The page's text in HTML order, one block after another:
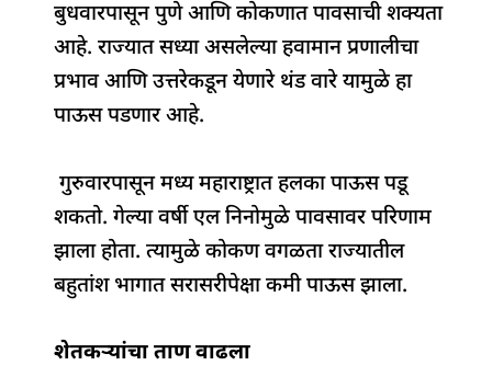
बुधवारपासून पुणे आणि कोकणात पावसाची शक्यता
आहे. राज्यात सध्या असलेल्या हवामान प्रणालीचा
प्रभाव आणि उत्तरेकडून येणारे थंड वारे यामुळे हा
पाऊस पडणार आहे.
गुरुवारपासून मध्य महाराष्ट्रात हलका पाऊस पडू
शकतो. गेल्या वर्षी एल निनोमुळे पावसावर परिणाम
झाला होता. त्यामुळे कोकण वगळता राज्यातील
बहुतांश भागात सरासरीपेक्षा कमी पाऊस झाला.
शेतकऱ्यांचा ताण वाढला